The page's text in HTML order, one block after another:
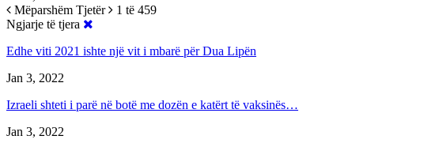
Mëparshëm Tjetër
1 të 459
Ngjarje të tjera
Edhe viti 2021 ishte një vit i mbarë për Dua Lipën
Jan 3, 2022
Izraeli shteti i parë në botë me dozën e katërt të vaksinës…
Jan 3, 2022